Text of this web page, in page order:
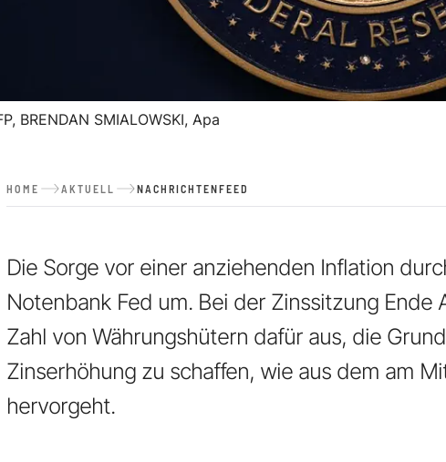
BRENDAN SMIALOWSKI, Apa
HOME AKTUELL NACHRICHTENFEED
Die Sorge vor einer anziehenden Inflation
Notenbank Fed um. Bei der Zinssitzung Ende
Zahl von Währungshütern dafür aus, die
Zinserhöhung zu schaffen, wie aus dem am
hervorgeht.